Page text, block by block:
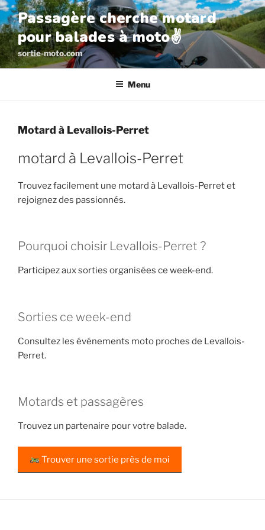
Aller
au
contenu
principal
Passagère cherche motard
pour balades à moto✌️
sortie-moto.com
Menu
Motard à Levallois-Perret
motard à Levallois-Perret
Trouvez facilement une motard à Levallois-Perret et
rejoignez des passionnés.
Pourquoi choisir Levallois-Perret ?
Participez aux sorties organisées ce week-end.
Sorties ce week-end
Consultez les événements moto proches de Levallois-
Perret.
Motards et passagères
Trouvez un partenaire pour votre balade.
Trouver une sortie près de moi